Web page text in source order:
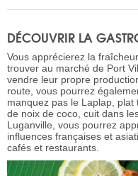
DÉCOUVRIR LA
Vous apprécierez la
trouver au marché de Port
vendre leur propre
route, vous pourrez
manquez pas le Laplap,
de noix de coco, cuit dans
Luganville, vous pourrez
influences françaises et
cafés et restaurants.